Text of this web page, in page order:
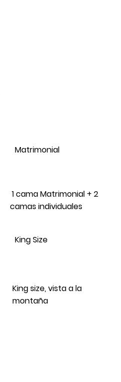
Matrimonial
1 cama Matrimonial + 2
camas individuales
King Size
King size, vista a la
montaña